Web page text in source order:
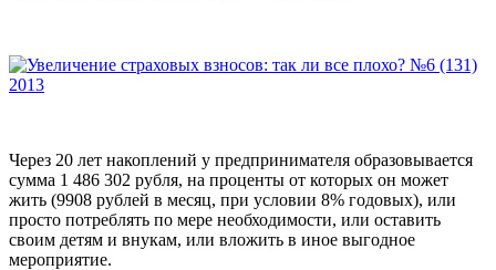
Через 20 лет накоплений у предпринимателя образовывается
сумма 1 486 302 рубля, на проценты от которых он может
жить (9908 рублей в месяц, при условии 8% годовых), или
просто потреблять по мере необходимости, или оставить
своим детям и внукам, или вложить в иное выгодное
мероприятие.